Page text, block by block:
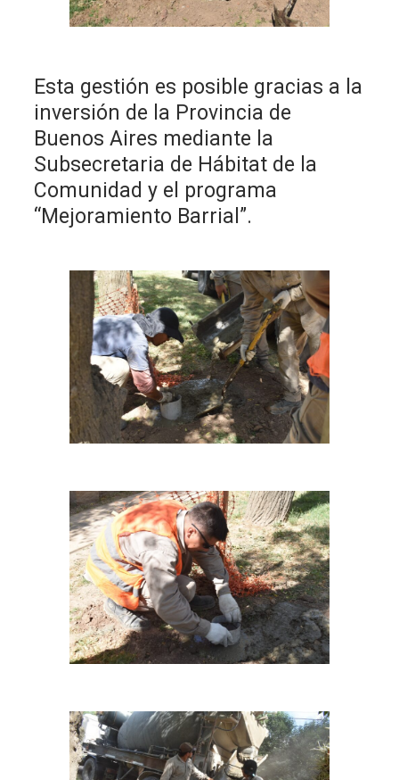
Esta gestión es posible gracias a la
inversión de la Provincia de
Buenos Aires mediante la
Subsecretaria de Hábitat de la
Comunidad y el programa
“Mejoramiento Barrial”.